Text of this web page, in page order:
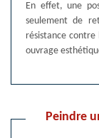
En effet, une
seulement de
résistance contre
ouvrage
Peindre